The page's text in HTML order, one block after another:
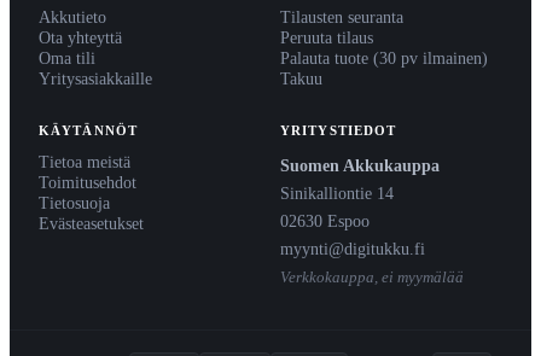
Akkutieto
Ota yhteyttä
Oma tili
Yritysasiakkaille
Tilausten seuranta
Peruuta tilaus
Palauta tuote (30 pv ilmainen)
Takuu
KÄYTÄNNÖT
Tietoa meistä
Toimitusehdot
Tietosuoja
Evästeasetukset
YRITYSTIEDOT
Suomen Akkukauppa
Sinikalliontie 14
02630 Espoo
myynti@digitukku.fi
Verkkokauppa, ei myymälää